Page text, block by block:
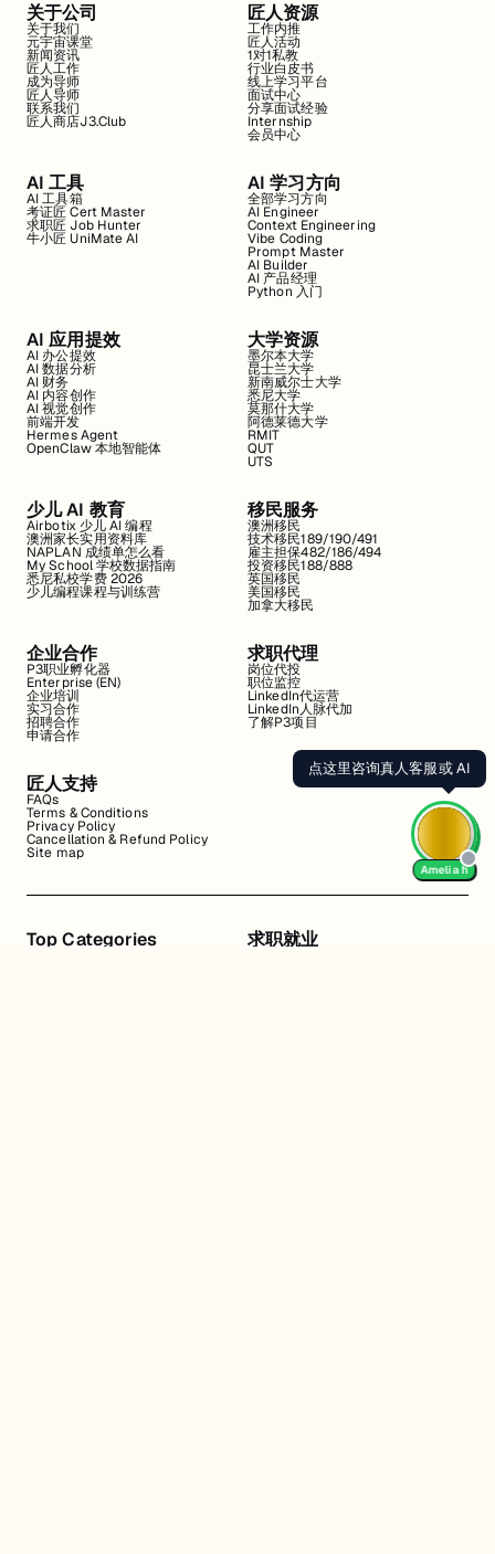
关于公司
关于我们
元宇宙课堂
新闻资讯
匠人工作
成为导师
匠人导师
联系我们
匠人商店J3.Club
匠人资源
工作内推
匠人活动
1对1私教
行业白皮书
线上学习平台
面试中心
分享面试经验
Internship
会员中心
AI 工具
AI 工具箱
考证匠 Cert Master
求职匠 Job Hunter
牛小匠 UniMate AI
AI 学习方向
全部学习方向
AI Engineer
Context Engineering
Vibe Coding
Prompt Master
AI Builder
AI 产品经理
Python 入门
AI 应用提效
AI 办公提效
AI 数据分析
AI 财务
AI 内容创作
AI 视觉创作
前端开发
Hermes Agent
OpenClaw 本地智能体
大学资源
墨尔本大学
昆士兰大学
新南威尔士大学
悉尼大学
莫那什大学
阿德莱德大学
RMIT
QUT
UTS
少儿 AI 教育
Airbotix 少儿 AI 编程
澳洲家长实用资料库
NAPLAN 成绩单怎么看
My School 学校数据指南
悉尼私校学费 2026
少儿编程课程与训练营
移民服务
澳洲移民
技术移民189/190/491
雇主担保482/186/494
投资移民188/888
英国移民
美国移民
加拿大移民
企业合作
P3职业孵化器
Enterprise (EN)
企业培训
实习合作
招聘合作
申请合作
求职代理
岗位代投
职位监控
LinkedIn代运营
LinkedIn人脉代加
了解P3项目
匠人支持
FAQs
Terms & Conditions
Privacy Policy
Cancellation & Refund Policy
Site map
Top Categories 求职就业
点这里咨询真人客服或 AI
Amelia h